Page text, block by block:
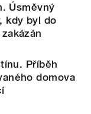
Úsměvný
kdy byl do
Příběh
domova